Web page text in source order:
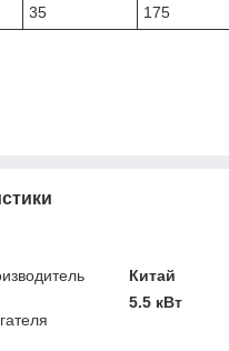
35 175
Китай
5.5 кВт